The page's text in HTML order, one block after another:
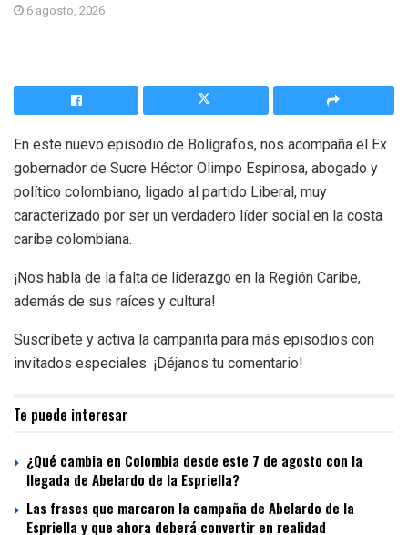
6 agosto, 2026
En este nuevo episodio de Bolígrafos, nos acompaña el Ex
gobernador de Sucre Héctor Olimpo Espinosa, abogado y
político colombiano, ligado al partido Liberal, muy
caracterizado por ser un verdadero líder social en la costa
caribe colombiana.
¡Nos habla de la falta de liderazgo en la Región Caribe,
además de sus raíces y cultura!
Suscríbete y activa la campanita para más episodios con
invitados especiales. ¡Déjanos tu comentario!
Te puede interesar
¿Qué cambia en Colombia desde este 7 de agosto con la
llegada de Abelardo de la Espriella?
Las frases que marcaron la campaña de Abelardo de la
Espriella y que ahora deberá convertir en realidad